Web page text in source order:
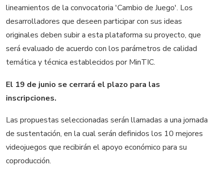
lineamientos de la convocatoria 'Cambio de Juego'. Los
desarrolladores que deseen participar con sus ideas
originales deben subir a esta plataforma su proyecto, que
será evaluado de acuerdo con los parámetros de calidad
temática y técnica establecidos por MinTIC.
El 19 de junio se cerrará el plazo para las
inscripciones.
Las propuestas seleccionadas serán llamadas a una jornada
de sustentación, en la cual serán definidos los 10 mejores
videojuegos que recibirán el apoyo económico para su
coproducción.